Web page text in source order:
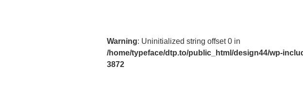
ゲ
ー
Warning: Uninitialized string offset 0 in
/home/typeface/dtp.to/public_html/design44/wp-
3872